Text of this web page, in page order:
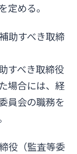
定める。
助すべき取締
すべき取締役
場合には、経
員会の職務を
役（監査等委